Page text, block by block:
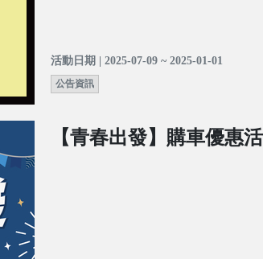
活動日期 | 2025-07-09 ~ 2025-01-01
公告資訊
【青春出發】購車優惠